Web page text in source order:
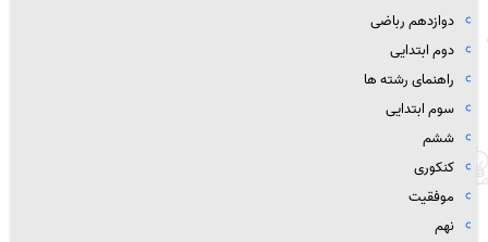
دوازدهم رباضی
دوم ابتدایی
راهنمای رشته ها
سوم ابتدایی
ششم
کنکوری
موفقیت
نهم